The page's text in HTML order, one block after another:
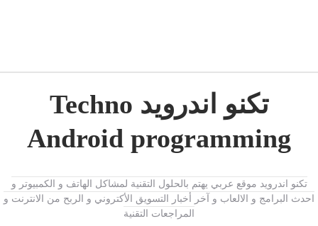
تكنو اندرويد Techno
Android programming
تكنو اندرويد موقع عربي يهتم بالحلول التقنية لمشاكل الهاتف و الكمبيوتر و
احدث البرامج و الالعاب و آخر أخبار التسويق الأكتروني و الربح من الانترنت و
المراجعات التقنية